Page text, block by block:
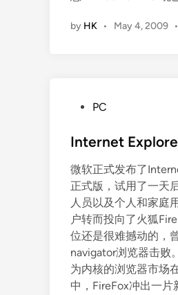
计
划
by HK • May 4, 2009 •
s
e
d
i
n
PC
Internet
微软正式发布了
正式版，试用了一天
人员以及个人和家庭
户转而投向了火狐
位还是很难撼动的，
navigator浏览器击败
为内核的浏览器市场
中，FireFox冲出一